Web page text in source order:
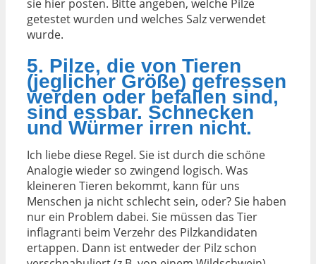
sie hier posten. Bitte angeben, welche Pilze
getestet wurden und welches Salz verwendet
wurde.
5. Pilze, die von Tieren
(jeglicher Größe) gefressen
werden oder befallen sind,
sind essbar. Schnecken
und Würmer irren nicht.
Ich liebe diese Regel. Sie ist durch die schöne
Analogie wieder so zwingend logisch. Was
kleineren Tieren bekommt, kann für uns
Menschen ja nicht schlecht sein, oder? Sie haben
nur ein Problem dabei. Sie müssen das Tier
inflagranti beim Verzehr des Pilzkandidaten
ertappen. Dann ist entweder der Pilz schon